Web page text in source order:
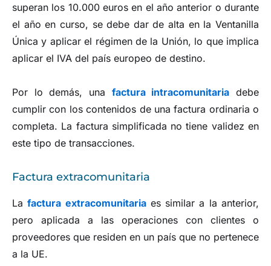
superan los 10.000 euros en el año anterior o durante
el año en curso, se debe dar de alta en la Ventanilla
Única y aplicar el régimen de la Unión, lo que implica
aplicar el IVA del país europeo de destino.
Por lo demás, una factura intracomunitaria debe
cumplir con los contenidos de una factura ordinaria o
completa. La factura simplificada no tiene validez en
este tipo de transacciones.
Factura extracomunitaria
Lafactura extracomunitariaes similar a la anterior,
pero aplicada a las operaciones con clientes o
proveedores que residen en un país que no pertenece
a la UE.